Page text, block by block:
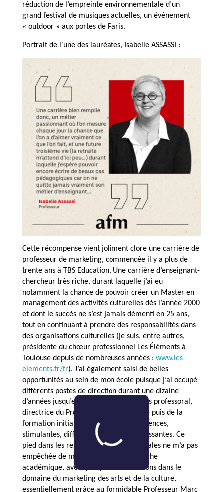
réduction de l’empreinte environnementale d’un
grand festival de musiques actuelles, un événement
« outdoor » aux portes de Paris.
Portrait de l'une des lauréates, Isabelle ASSASSI :
Cette récompense vient joliment clore une carrière de
professeur de marketing, commencée il y a plus de
trente ans à TBS Education. Une carrière d’enseignant-
chercheur très riche, durant laquelle j’ai eu
notamment la chance de pouvoir créer un Master en
management des activités culturelles dès l’année 2000
et dont le succès ne s’est jamais démenti en 25 ans,
tout en continuant à prendre des responsabilités dans
des organisations culturelles (je suis, entre autres,
présidente du chœur professionnel Les Éléments à
Toulouse depuis de nombreuses années :www.les-
elements.fr/fr). J’ai également saisi de belles
opportunités au sein de mon école puisque j’ai occupé
différents postes de direction durant une dizaine
d’années jusqu’en 2018 : doyen du corps professoral,
directrice du Programme Grande École puis de la
formation initiale de TBS, belles expériences,
stimulantes, difficiles, mais très enrichissantes. Ce
pied dans les responsabilités managériales ne m’a pas
empêchée de m’intéresser à la recherche
académique, avec quelques contributions dans le
domaine du marketing des arts et de la culture,
essentiellement grâce au formidable Professeur Marc